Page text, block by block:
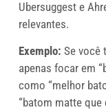
Ubersuggest e
relevantes.
Exemplo: Se você
apenas focar em
como “melhor
“batom matte que